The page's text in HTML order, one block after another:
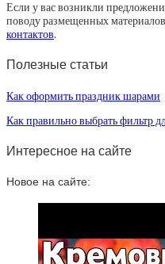
Если у вас возникли
поводу размещенных
контактов.
Полезные статьи
Как оформить праздник шарами
Как правильно выбрать фильтр
Интересное на сайте
Новое на сайте: